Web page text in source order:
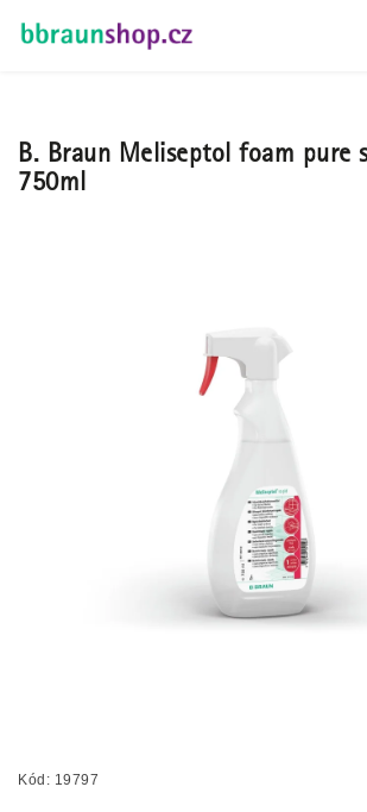
B. Braun Meliseptol foam pure
750ml
Kód: 19797